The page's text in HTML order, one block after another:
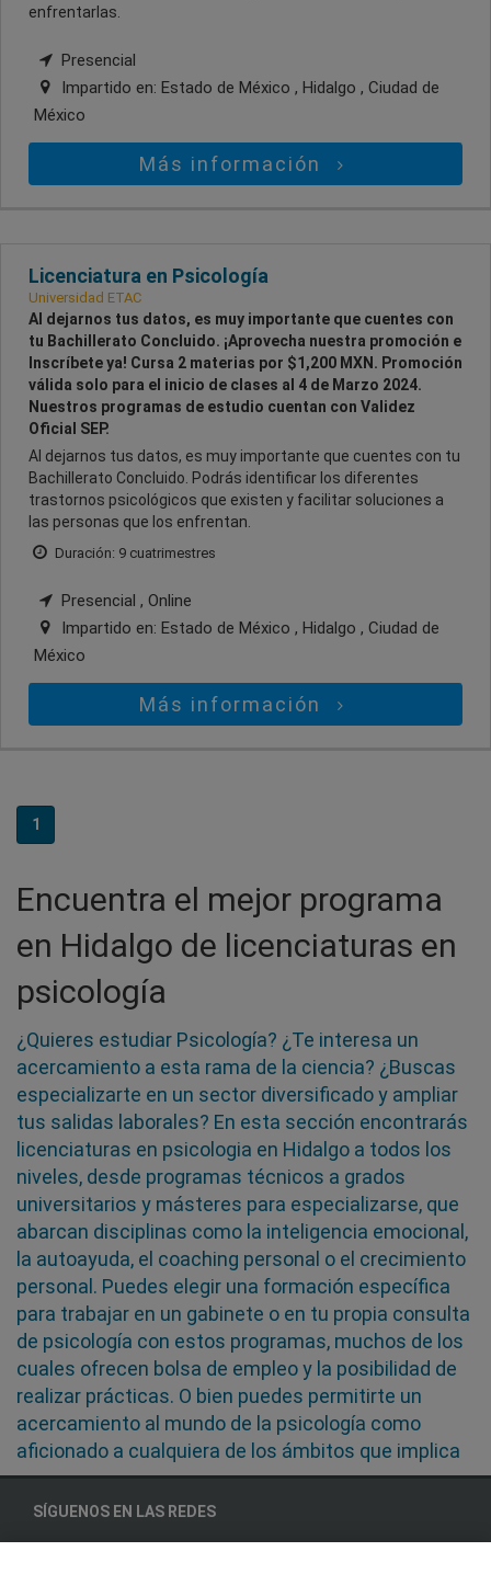
enfrentarlas.
Presencial
Impartido en: Estado de México , Hidalgo , Ciudad de
México
Más información
Licenciatura en Psicología
Universidad ETAC
Al dejarnos tus datos, es muy importante que cuentes con
tu Bachillerato Concluido. ¡Aprovecha nuestra promoción e
Inscríbete ya! Cursa 2 materias por $1,200 MXN. Promoción
válida solo para el inicio de clases al 4 de Marzo 2024.
Nuestros programas de estudio cuentan con Validez
Oficial SEP.
Al dejarnos tus datos, es muy importante que cuentes con tu
Bachillerato Concluido. Podrás identificar los diferentes
trastornos psicológicos que existen y facilitar soluciones a
las personas que los enfrentan.
Duración: 9 cuatrimestres
Presencial , Online
Impartido en: Estado de México , Hidalgo , Ciudad de
México
Más información
1
Encuentra el mejor programa
en Hidalgo de licenciaturas en
psicología
¿Quieres estudiar Psicología? ¿Te interesa un
acercamiento a esta rama de la ciencia? ¿Buscas
especializarte en un sector diversificado y ampliar
tus salidas laborales? En esta sección encontrarás
licenciaturas en psicologia en Hidalgo a todos los
niveles, desde programas técnicos a grados
universitarios y másteres para especializarse, que
abarcan disciplinas como la inteligencia emocional,
la autoayuda, el coaching personal o el crecimiento
personal. Puedes elegir una formación específica
para trabajar en un gabinete o en tu propia consulta
de psicología con estos programas, muchos de los
cuales ofrecen bolsa de empleo y la posibilidad de
realizar prácticas. O bien puedes permitirte un
acercamiento al mundo de la psicología como
aficionado a cualquiera de los ámbitos que implica
SÍGUENOS EN LAS REDES